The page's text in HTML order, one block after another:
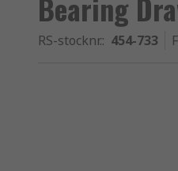
RS-stocknr.: 454-733